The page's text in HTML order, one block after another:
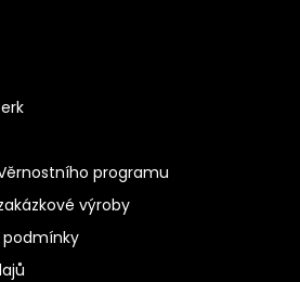
programu
výroby